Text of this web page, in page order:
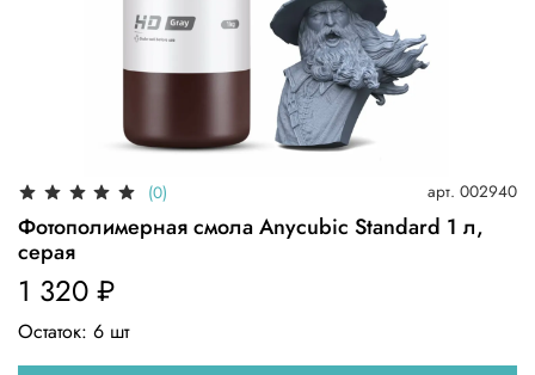
(0) арт. 002940
Фотополимерная смола Anycubic Standard 1 л,
серая
1 320 ₽
Остаток: 6 шт